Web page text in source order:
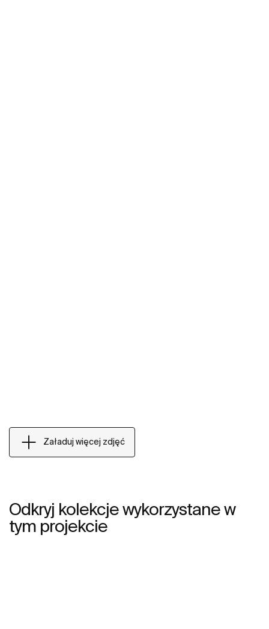
Załaduj więcej zdjęć
Odkryj kolekcje wykorzystane w
tym projekcie